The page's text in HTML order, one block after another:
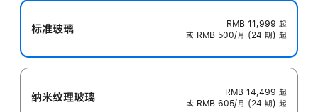
标准玻璃 RMB 11,999 起
或 RMB 500/月 (24 期) 起
纳米纹理玻璃 RMB 14,499 起
或 RMB 605/月 (24 期) 起